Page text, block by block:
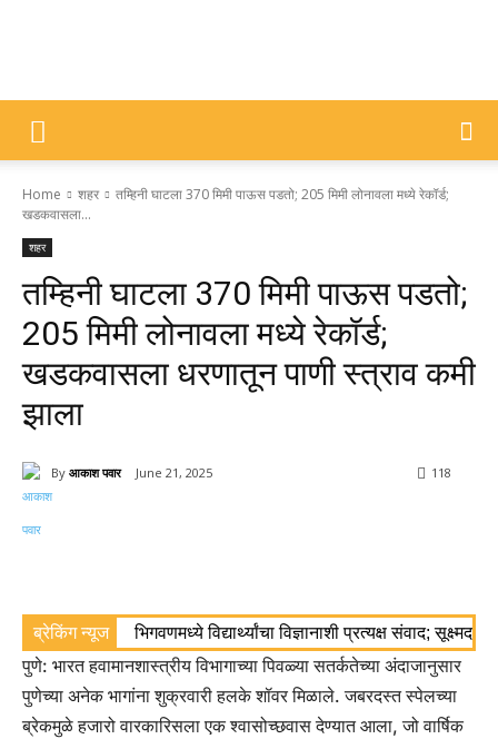
DIVYAJYOTI
SAMACHAR
Home शहर
तम्हिनी घाटला 370 मिमी पाऊस पडतो; 205 मिमी लोनावला मध्ये रेकॉर्ड;
खडकवासला...
शहर
तम्हिनी घाटला 370 मिमी पाऊस पडतो;
205 मिमी लोनावला मध्ये रेकॉर्ड;
खडकवासला धरणातून पाणी स्त्राव कमी
झाला
By आकाश पवार June 21, 2025 118
ब्रेकिंग न्यूज भिगवणमध्ये विद्यार्थ्यांचा विज्ञानाशी प्रत्यक्ष संवाद;
पुणे: भारत हवामानशास्त्रीय विभागाच्या पिवळ्या सतर्कतेच्या अंदाजानुसार
पुणेच्या अनेक भागांना शुक्रवारी हलके शॉवर मिळाले. जबरदस्त स्पेलच्या
ब्रेकमुळे हजारो वारकारिसला एक श्वासोच्छवास देण्यात आला, जो वार्षिक